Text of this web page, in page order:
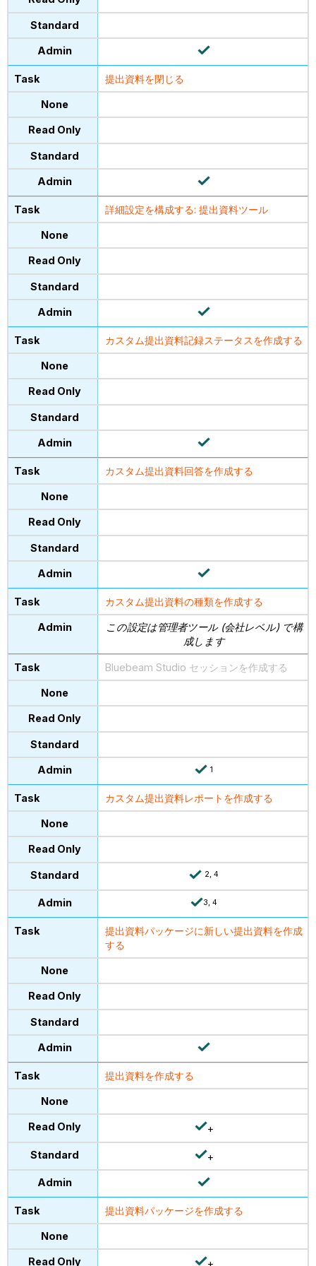
提出資料を閉じる
詳細設定を構成する: 提出資料ツール
カスタム提出資料記録ステータスを作成する
カスタム提出資料回答を作成する
カスタム提出資料の種類を作成する
この設定は管理者ツール (会社レベル) で構
成します
Bluebeam Studio セッションを作成する
1
カスタム提出資料レポートを作成する
2, 4
3, 4
提出資料パッケージに新しい提出資料を作成
する
提出資料を作成する
+
+
提出資料パッケージを作成する